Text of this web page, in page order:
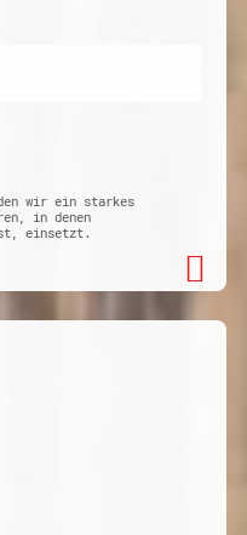
wir ein starkes
in denen
ist, einsetzt.